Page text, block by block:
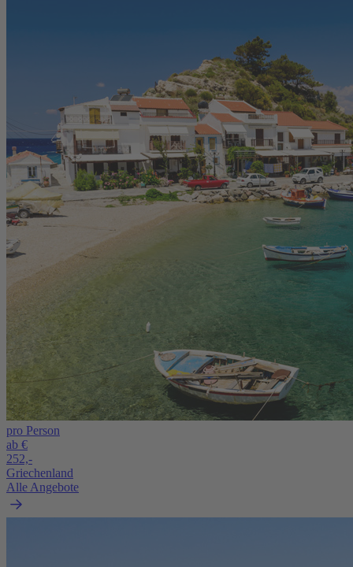
pro Person
ab €
252,-
Griechenland
Alle Angebote